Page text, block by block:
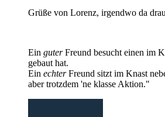
Grüße von Lorenz, irgendwo da
Ein guterFreund besucht einen im
gebaut hat.
Ein echterFreund sitzt im Knast
aber trotzdem 'ne klasse Aktion."